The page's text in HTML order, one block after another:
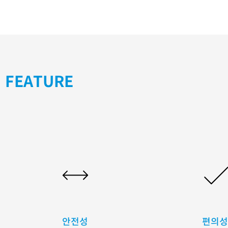
FEATURE
안전성 편의성